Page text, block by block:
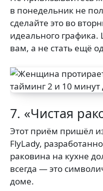
в понедельник не
сделайте это во
идеального
вам, а не стать ещё
7. «Чистая
Этот приём пришёл
FlyLady,
раковина на кухне
всегда — это
доме.